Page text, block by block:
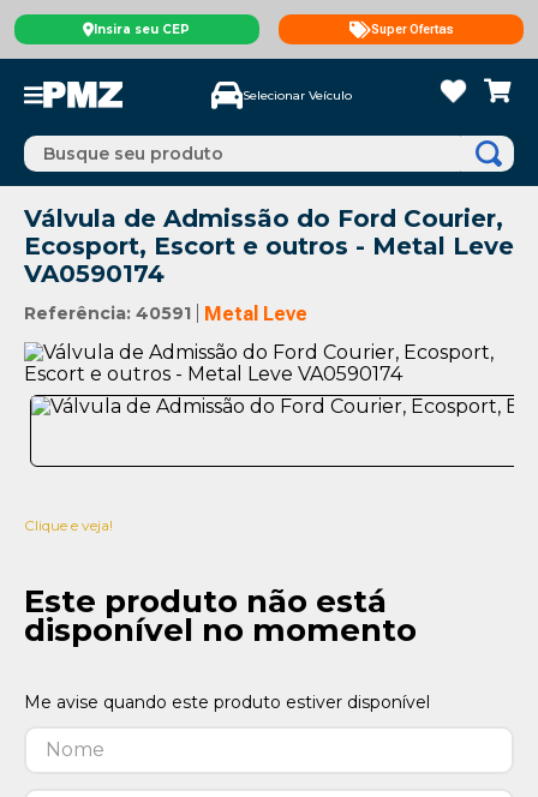
Insira seu CEP Super Ofertas
Selecionar Veículo
Busque seu produto
Válvula de Admissão do Ford Courier,
Ecosport, Escort e outros - Metal Leve
VA0590174
Referência: 40591 Metal Leve
Clique e veja!
Este produto não está
disponível no momento